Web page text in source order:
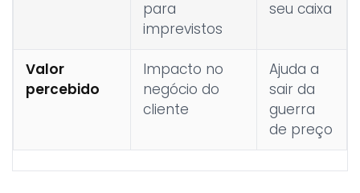
para
imprevistos
seu caixa
Valor
percebido
Impacto no
negócio do
cliente
Ajuda a
sair da
guerra
de preço